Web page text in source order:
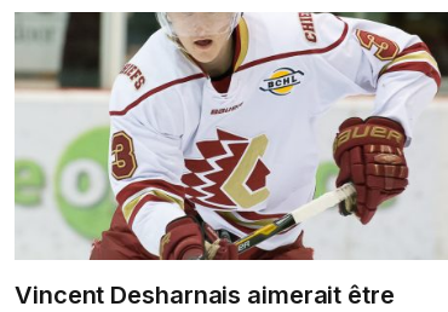
Vincent Desharnais aimerait être